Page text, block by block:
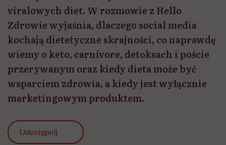
viralowych diet. W rozmowie z Hello
Zdrowie wyjaśnia, dlaczego social media
kochają dietetyczne skrajności, co naprawdę
wiemy o keto, carnivore, detoksach i poście
przerywanym oraz kiedy dieta może być
wsparciem zdrowia, a kiedy jest wyłącznie
marketingowym produktem.
Udostępnij